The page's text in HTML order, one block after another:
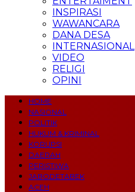
INSPIRASI
WAWANCARA
DANA DESA
INTERNASIONAL
VIDEO
RELIGI
OPINI
HOME
NASIONAL
POLITIK
HUKUM & KRIMINAL
KORUPSI
DAERAH
PERISTIWA
JABODETABEK
ACEH